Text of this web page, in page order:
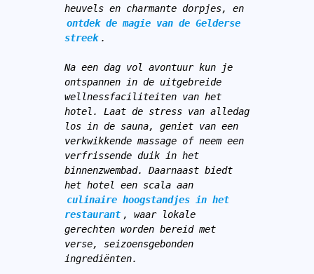
heuvels en charmante dorpjes, en
ontdek de magie van de Gelderse
streek .
Na een dag vol avontuur kun je
ontspannen in de uitgebreide
wellnessfaciliteiten van het
hotel. Laat de stress van alledag
los in de sauna, geniet van een
verkwikkende massage of neem een
verfrissende duik in het
binnenzwembad. Daarnaast biedt
het hotel een scala aan
culinaire hoogstandjes in het
restaurant , waar lokale
gerechten worden bereid met
verse, seizoensgebonden
ingrediënten.